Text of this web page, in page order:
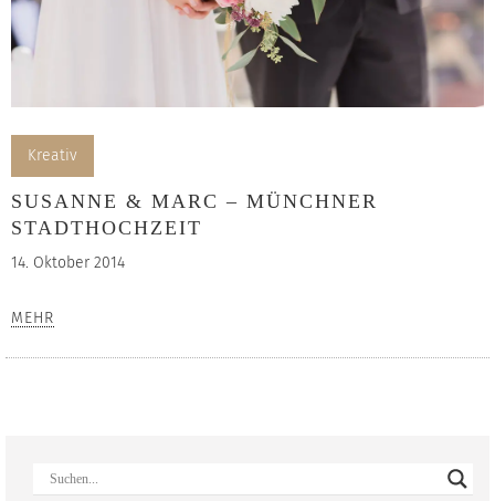
Kreativ
SUSANNE & MARC – MÜNCHNER
STADTHOCHZEIT
14. Oktober 2014
MEHR